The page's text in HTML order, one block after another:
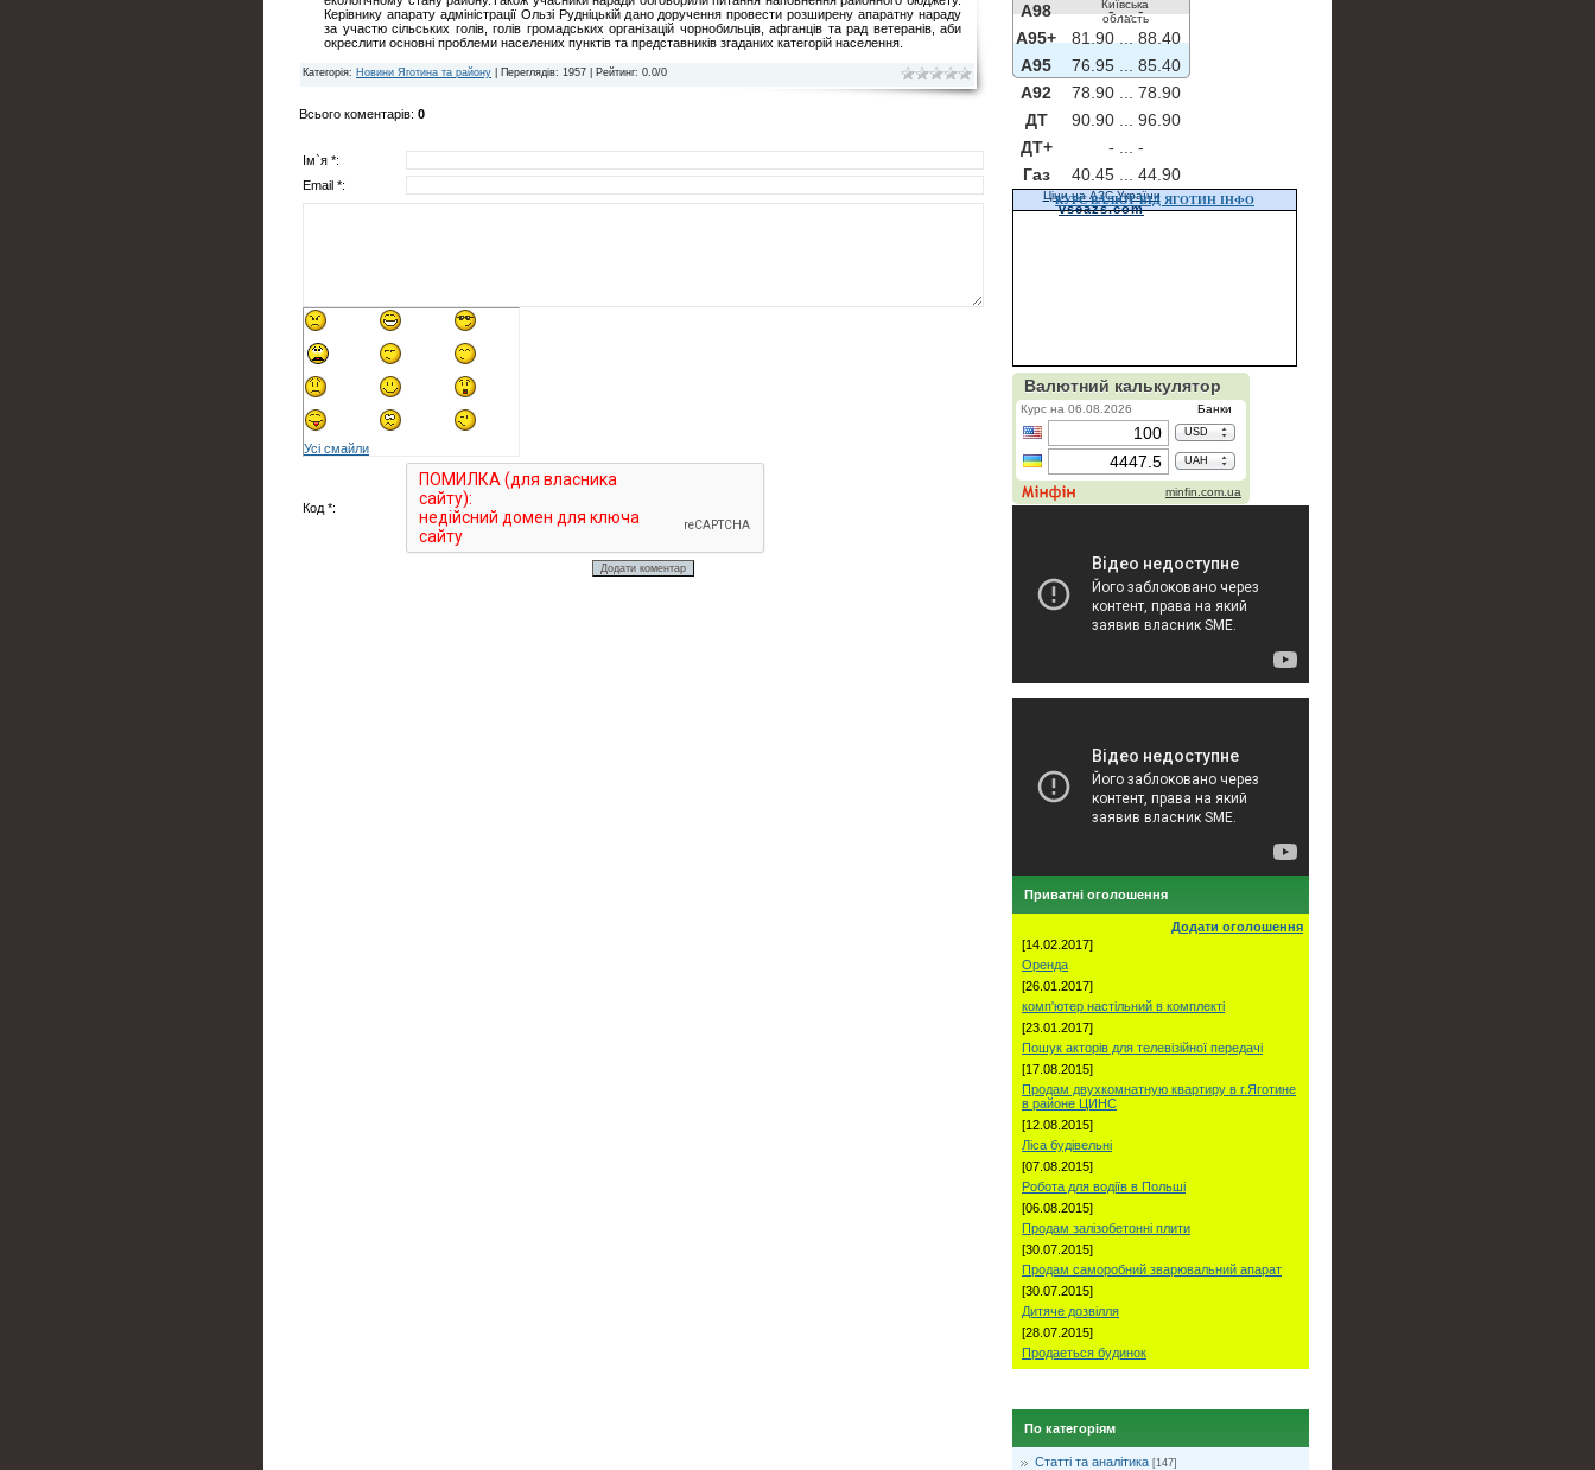
Керівнику апарату адміністрації Ользі Рудніцькій дано доручення провести розширену апаратну нараду
за участю сільських голів, голів громадських організацій чорнобильців, афганців та рад ветеранів, аби
окреслити основні проблеми населених пунктів та представників згаданих категорій населення.
Категорія: Новини Яготина та району Переглядів: 1957 | Рейтинг: 0.0/0
Всього коментарів: 0
Ім`я *:
Email *:
Усі смайли
Код *:
Київська
область
A98 - ...-
A95+
81.90 ...
88.40
A95
76.95 ...
85.40
A92
78.90 ...
78.90
ДТ
90.90 ...
96.90
ДТ+
- ...
-
Газ
40.45 ... 44.90
Ціни на АЗС України
vseazs.com
КУРС ВАЛЮТ ВІД ЯГОТИН ІНФО
Приватні оголошення
Додати оголошення
[14.02.2017]
Оренда
[26.01.2017]
комп'ютер настільний в комплекті
[23.01.2017]
Пошук акторів для телевізійної передачі
[17.08.2015]
Продам двухкомнатную квартиру в г.Яготине
в районе ЦИНС
[12.08.2015]
Ліса будівельні
[07.08.2015]
Робота для водіїв в Польші
[06.08.2015]
Продам залізобетонні плити
[30.07.2015]
Продам саморобний зварювальний апарат
[30.07.2015]
Дитяче дозвілля
[28.07.2015]
Продаеться будинок
По категоріям
Статті та аналітика [147]